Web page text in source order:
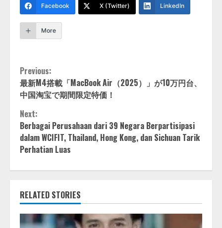
Facebook X (Twitter) LinkedIn
More
Continue
Reading
Previous:
最新M4搭載「MacBook Air（2025）」が10万円台、
中国淘宝で期間限定特価！
Next:
Berbagai Perusahaan dari 39 Negara Berpartisipasi
dalam WCIFIT, Thailand, Hong Kong, dan Sichuan Tarik
Perhatian Luas
RELATED STORIES